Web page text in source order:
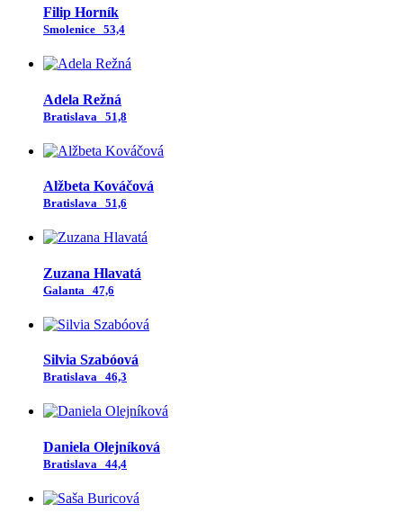
Filip Horník
Smolenice 53,4
Adela Režná
Bratislava 51,8
Alžbeta Kováčová
Bratislava 51,6
Zuzana Hlavatá
Galanta 47,6
Silvia Szabóová
Bratislava 46,3
Daniela Olejníková
Bratislava 44,4